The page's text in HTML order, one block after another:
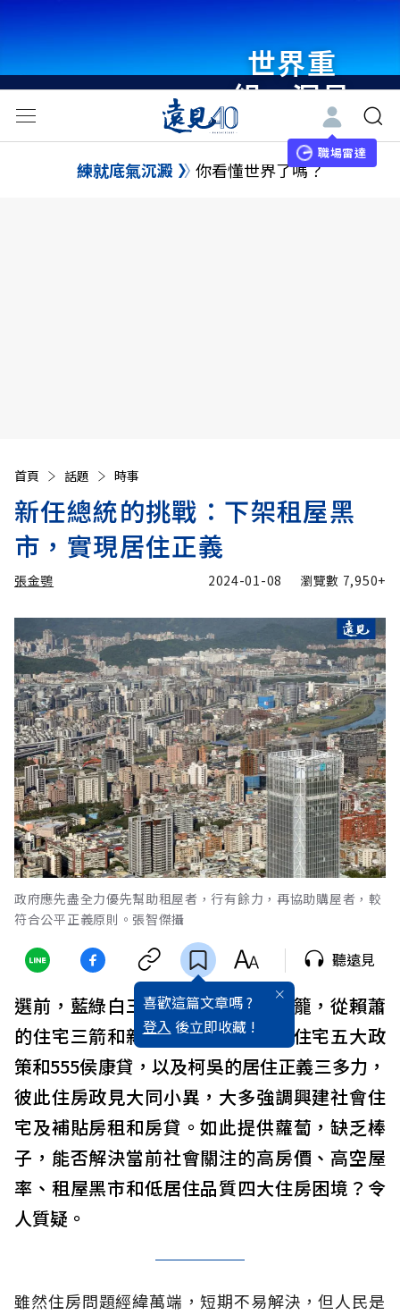
世界重
組・洞見
未來 與
世界領袖
職場雷達
練就底氣沉澱 你看懂世界了嗎？
首頁 話題 時事
新任總統的挑戰：下架租屋黑
市，實現居住正義
張金鶚 2024-01-08 瀏覽數 7,950+
政府應先盡全力優先幫助租屋者，行有餘力，再協助購屋者，較
符合公平正義原則。張智傑攝
喜歡這篇文章嗎 ?
登入 後立即收藏 !
聽遠見
選前，藍綠白三黨住房政見紛紛出籠，從賴蕭
的住宅三箭和新青安貸款、侯趙的住宅五大政
策和555侯康貸，以及柯吳的居住正義三多力，
彼此住房政見大同小異，大多強調興建社會住
宅及補貼房租和房貸。如此提供蘿蔔，缺乏棒
子，能否解決當前社會關注的高房價、高空屋
率、租屋黑市和低居住品質四大住房困境？令
人質疑。
雖然住房問題經緯萬端，短期不易解決，但人民是